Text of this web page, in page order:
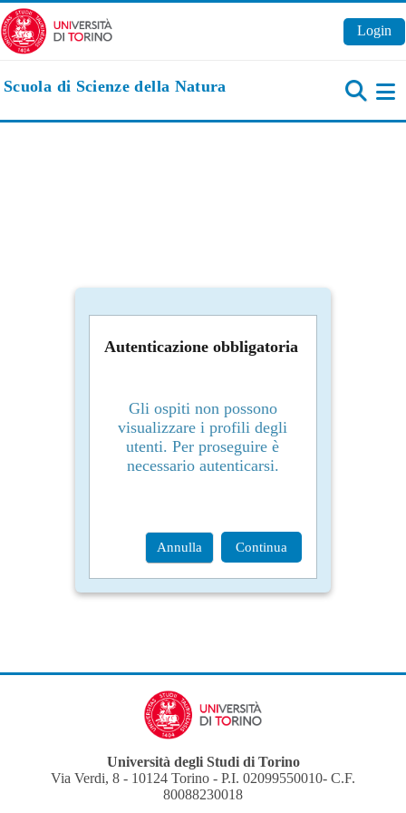
Vai al contenuto principale
Login
Scuola di Scienze della Natura
Autenticazione obbligatoria
Gli ospiti non possono
visualizzare i profili degli
utenti. Per proseguire è
necessario autenticarsi.
Annulla Continua
Università degli Studi di Torino
Via Verdi, 8 - 10124 Torino - P.I. 02099550010- C.F.
80088230018